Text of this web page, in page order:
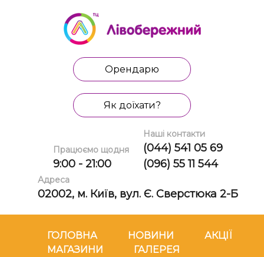
Орендарю
Як доїхати?
Працюємо щодня
9:00 - 21:00
Наші контакти
(044) 541 05 69
(096) 55 11 544
Адреса
02002, м. Київ, вул. Є. Сверстюка 2-Б
ГОЛОВНА НОВИНИ
АКЦІЇ
МАГАЗИНИ
ГАЛЕРЕЯ